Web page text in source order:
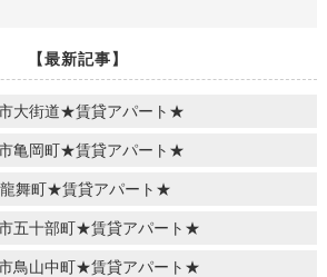
【最新記事】
大街道★賃貸アパート★
亀岡町★賃貸アパート★
舞町★賃貸アパート★
五十部町★賃貸アパート★
鳥山中町★賃貸アパート★